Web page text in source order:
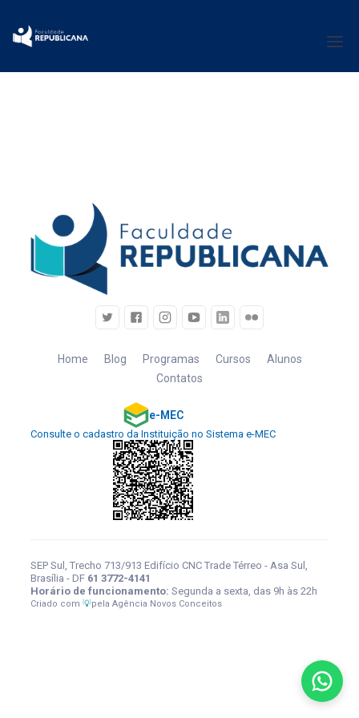
Home Blog Programas Cursos
Alunos
Contatos
e-MEC
Consulte o cadastro da Instituição no Sistema e-MEC
SEP Sul, Trecho 713/913 Edifício CNC Trade Térreo - Asa Sul,
Brasília - DF 61 3772-4141
Horário de funcionamento: Segunda a sexta, das 9h às 22h
Criado com💡pelaAgência Novos Conceitos